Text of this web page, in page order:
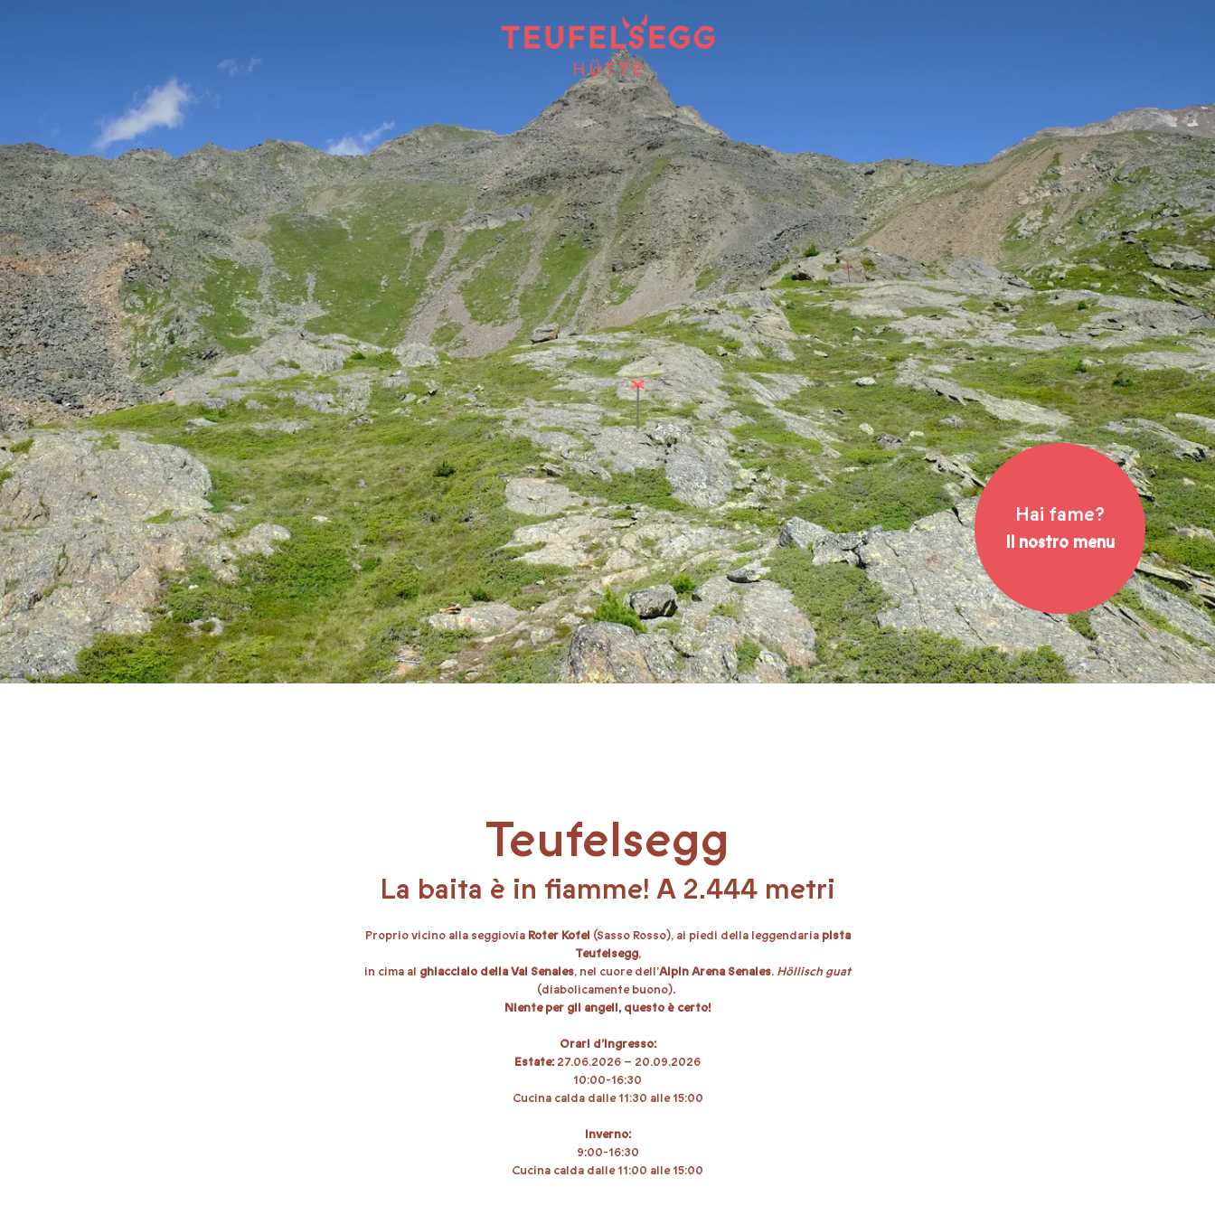
Hai fame?
Il nostro menu
Teufelsegg
La baita è in fiamme! A 2.444 metri
Proprio vicino alla seggioviaRoter Kofel (Sasso Rosso), ai piedi della leggendaria pista
Teufelsegg,
in cima al ghiacciaio della Val Senales, nel cuore dell’Alpin Arena Senales. Höllisch guat
(diabolicamente buono).
Niente per gli angeli, questo è certo!
Orari d’ingresso:
Estate: 27.06.2026 – 20.09.2026
10:00-16:30
Cucina calda dalle 11:30 alle 15:00
Inverno:
9:00-16:30
Cucina calda dalle 11:00 alle 15:00